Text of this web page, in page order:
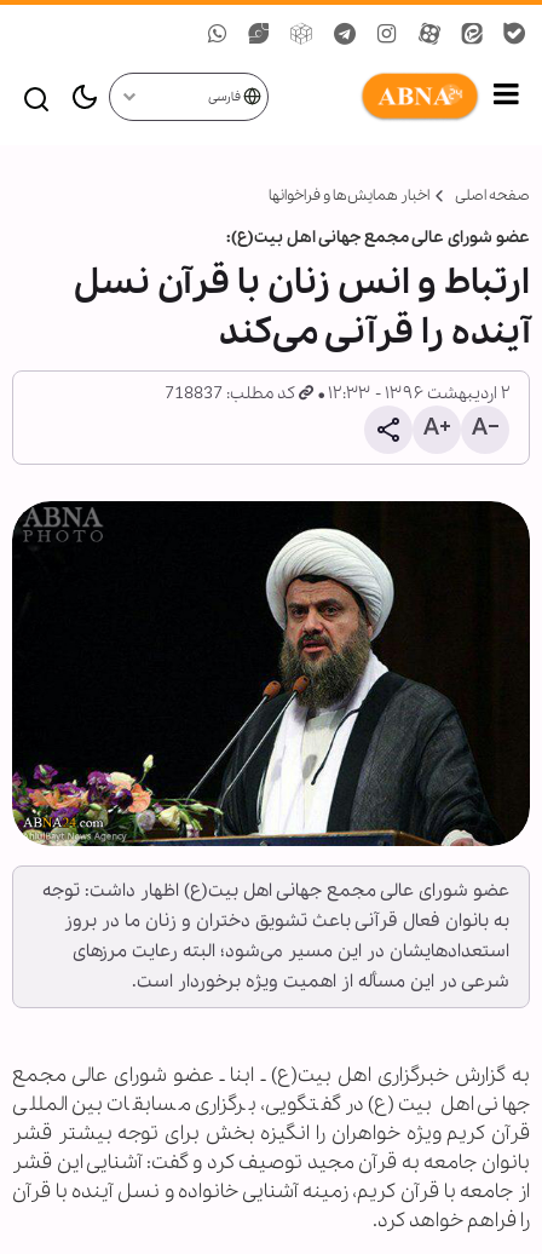
فارسی
صفحه اصلی اخبار همايش‌ها و فراخوان‏ها
عضو شورای عالی مجمع جهانی اهل بیت(ع):
ارتباط و انس زنان با قرآن نسل
آینده را قرآنی می‌کند
۲ اردیبهشت ۱۳۹۶ - ۱۲:۳۳ کد مطلب: 718837
عضو شورای عالی مجمع جهانی اهل بیت(ع) اظهار داشت: توجه
به بانوان فعال قرآنی باعث تشویق دختران و زنان ما در بروز
استعدادهایشان در این مسیر می‌شود؛ البته رعایت مرزهای
شرعی در این مسأله از اهمیت ویژه برخوردار است.
به گزارش خبرگزاری اهل بیت(ع) ـ ابنا ـ عضو شورای عالی مجمع
جهانی اهل بیت(ع) در گفتگویی، برگزاری مسابقات بین المللی
قرآن کریم ویژه خواهران را انگیزه بخش برای توجه بیشتر قشر
بانوان جامعه به قرآن مجید توصیف کرد و گفت: آشنایی این قشر
از جامعه با قرآن کریم، زمینه آشنایی خانواده و نسل آینده با قرآن
را فراهم خواهد کرد.